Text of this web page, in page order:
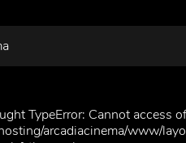
TypeError: Cannot access
arcadiacinema/www/